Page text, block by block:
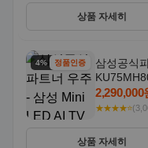
상품 자세히
4% 할인정품인증
삼성공식
2,290,000
★★★★⭐
상품 자세히